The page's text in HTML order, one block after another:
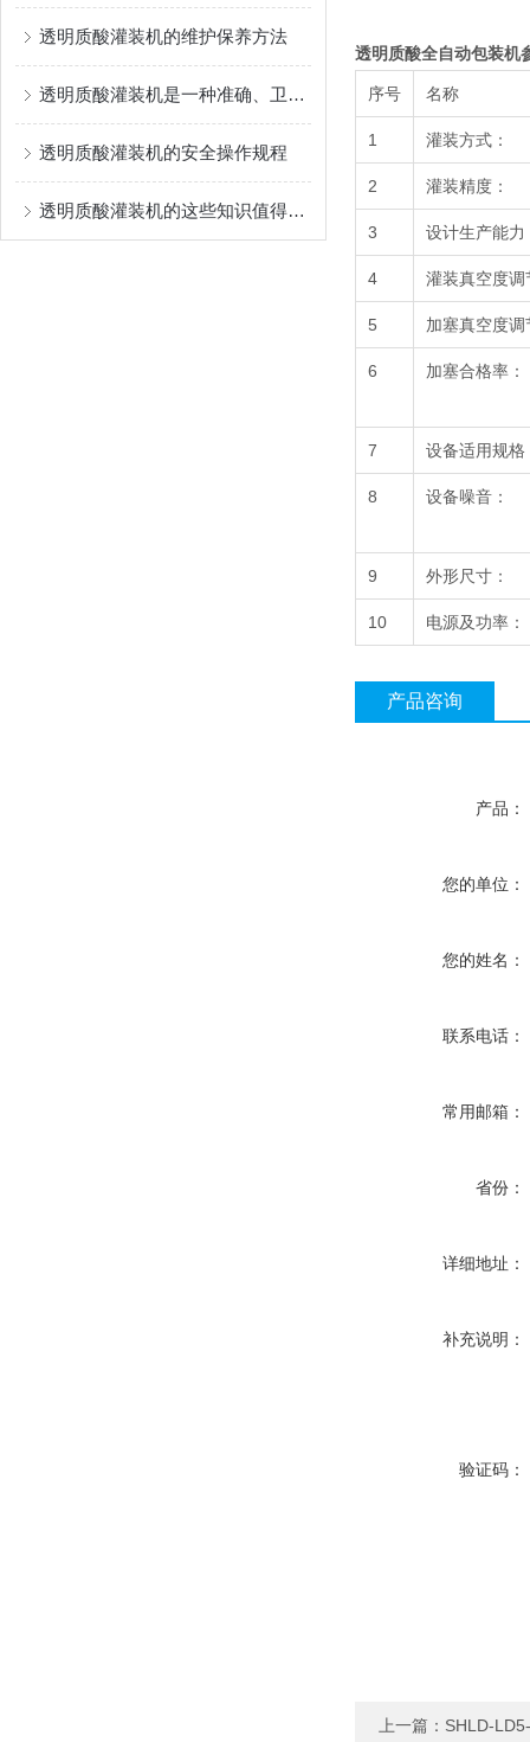
透明质酸灌装机的维护保养方法
透明质酸灌装机是一种准确、卫生的灌装设备
透明质酸灌装机的安全操作规程
透明质酸灌装机的这些知识值得我们学习
透明质酸全自动包装机
序号 名称
1 灌装方式：
2 灌装精度：
3 设计生产能力
4 灌装真空度调
5 加塞真空度调
6 加塞合格率：
7 设备适用规格
8 设备噪音：
9 外形尺寸：
10 电源及功率：
产品咨询
产品：
您的单位：
您的姓名：
联系电话：
常用邮箱：
省份：
详细地址：
补充说明：
验证码：
上一篇： SHLD-